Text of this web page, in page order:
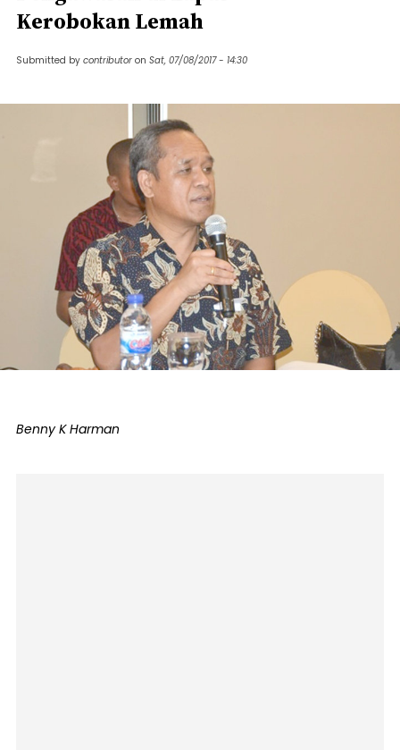
Kerobokan Lemah
Submitted by contributor on Sat, 07/08/2017 - 14:30
Benny K Harman